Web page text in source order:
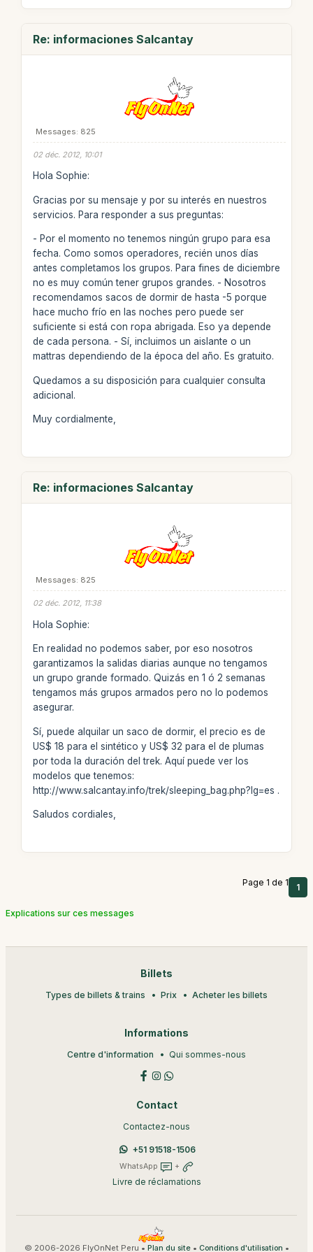
Re: informaciones Salcantay
Messages: 825
02 déc. 2012, 10:01
Hola Sophie:
Gracias por su mensaje y por su interés en nuestros
servicios. Para responder a sus preguntas:
- Por el momento no tenemos ningún grupo para esa
fecha. Como somos operadores, recién unos días
antes completamos los grupos. Para fines de diciembre
no es muy común tener grupos grandes. - Nosotros
recomendamos sacos de dormir de hasta -5 porque
hace mucho frío en las noches pero puede ser
suficiente si está con ropa abrigada. Eso ya depende
de cada persona. - Sí, incluimos un aislante o un
mattras dependiendo de la época del año. Es gratuito.
Quedamos a su disposición para cualquier consulta
adicional.
Muy cordialmente,
Re: informaciones Salcantay
Messages: 825
02 déc. 2012, 11:38
Hola Sophie:
En realidad no podemos saber, por eso nosotros
garantizamos la salidas diarias aunque no tengamos
un grupo grande formado. Quizás en 1 ó 2 semanas
tengamos más grupos armados pero no lo podemos
asegurar.
Sí, puede alquilar un saco de dormir, el precio es de
US$ 18 para el sintético y US$ 32 para el de plumas
por toda la duración del trek. Aquí puede ver los
modelos que tenemos:
http://www.salcantay.info/trek/sleeping_bag.php?lg=es .
Saludos cordiales,
Page 1 de 1 1
Explications sur ces messages
Billets
Types de billets & trains Prix Acheter les billets
Informations
Centre d'information Qui sommes-nous
Contact
Contactez-nous
+51 91518-1506
WhatsApp +
Livre de réclamations
© 2006-2026 FlyOnNet Peru • Plan du site• Conditions d'utilisation •